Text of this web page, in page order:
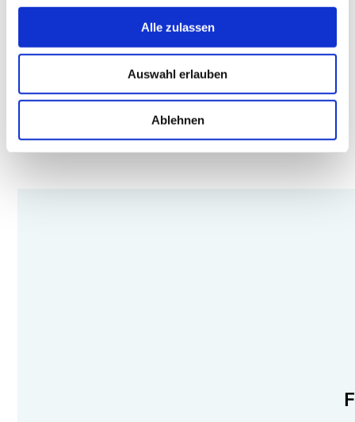
Alle zulassen
Auswahl erlauben
Ablehnen